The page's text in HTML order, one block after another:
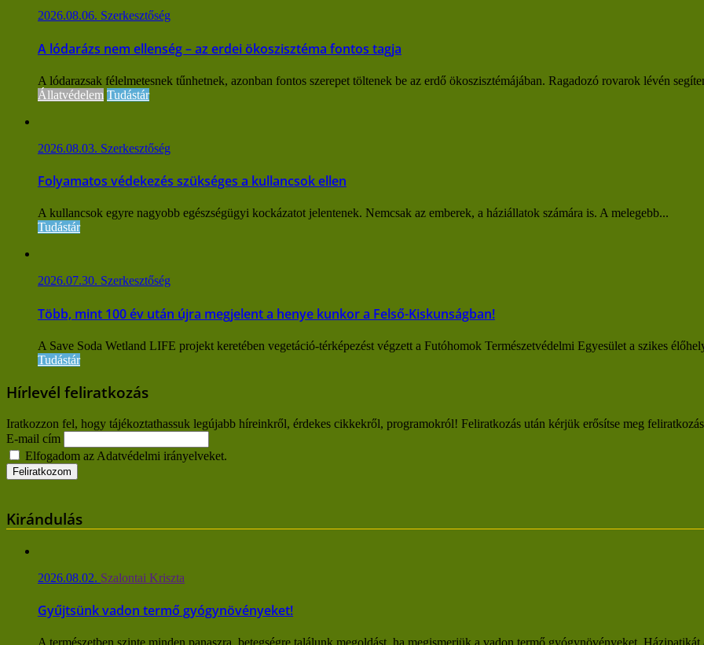
2026.08.06. Szerkesztőség
A lódarázs nem ellenség – az erdei ökoszisztéma fontos tagja
A lódarazsak félelmetesnek tűnhetnek, azonban fontos szerepet töltenek be az erdő ökoszisztémájában. Ragadozó rovarok lévén
Állatvédelem Tudástár
2026.08.03. Szerkesztőség
Folyamatos védekezés szükséges a kullancsok ellen
A kullancsok egyre nagyobb egészségügyi kockázatot jelentenek. Nemcsak az emberek, a háziállatok számára is. A melegebb...
Tudástár
2026.07.30. Szerkesztőség
Több, mint 100 év után újra megjelent a henye kunkor a Felső-Kiskunságban!
A Save Soda Wetland LIFE projekt keretében vegetáció-térképezést végzett a Futóhomok Természetvédelmi Egyesület a szikes
Tudástár
Hírlevél feliratkozás
Iratkozzon fel, hogy tájékoztathassuk legújabb híreinkről, érdekes cikkekről, programokról! Feliratkozás után kérjük erősítse meg
E-mail cím
Elfogadom az Adatvédelmi irányelveket.
Kirándulás
2026.08.02. Szalontai Kriszta
Gyűjtsünk vadon termő gyógynövényeket!